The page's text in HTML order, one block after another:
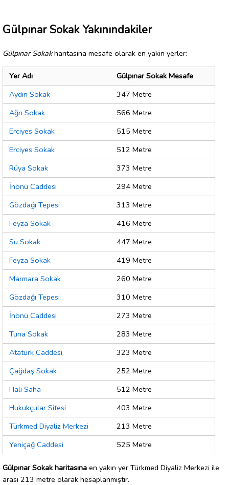
Gülpınar Sokak Yakınındakiler
Gülpınar Sokakharitasına mesafe olarak en yakın yerler:
Yer Adı
Gülpınar Sokak Mesafe
Aydın Sokak
347 Metre
Ağrı Sokak
566 Metre
Erciyes Sokak
515 Metre
Erciyes Sokak
512 Metre
Rüya Sokak
373 Metre
İnönü Caddesi
294 Metre
Gözdağı Tepesi
313 Metre
Feyza Sokak
416 Metre
Su Sokak
447 Metre
Feyza Sokak
419 Metre
Marmara Sokak
260 Metre
Gözdağı Tepesi
310 Metre
İnönü Caddesi
273 Metre
Tuna Sokak
283 Metre
Atatürk Caddesi
323 Metre
Çağdaş Sokak
252 Metre
Halı Saha
512 Metre
Hukukçular Sitesi
403 Metre
Türkmed Diyaliz Merkezi
213 Metre
Yeniçağ Caddesi
525 Metre
Gülpınar Sokak haritasına en yakın yer Türkmed Diyaliz Merkezi ile
arası 213 metre olarak hesaplanmıştır.